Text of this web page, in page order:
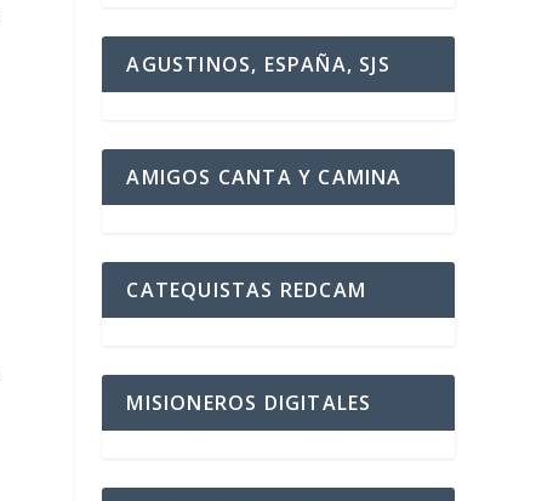
AGUSTINOS, ESPAÑA, SJS
AMIGOS CANTA Y CAMINA
CATEQUISTAS REDCAM
MISIONEROS DIGITALES